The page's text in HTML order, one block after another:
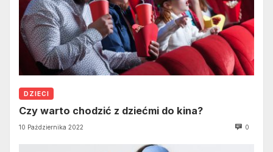
DZIECI
Czy warto chodzić z dziećmi do kina?
10 Października 2022 0